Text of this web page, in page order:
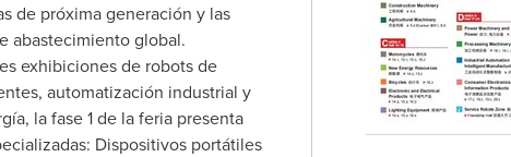
de próxima generación y las
abastecimiento global.
exhibiciones de robots de
automatización industrial y
la fase 1 de la feria presenta
Dispositivos portátiles